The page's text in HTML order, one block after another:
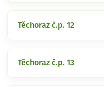
Těchoraz č.p. 12
Těchoraz č.p. 13